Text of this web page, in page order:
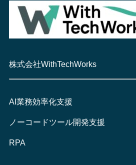
株式会社WithTechWorks
AI業務効率化支援
ノーコードツール開発支援
RPA